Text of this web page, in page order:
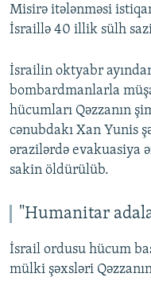
Misirə itələnməsi
İsraillə 40 illik sülh
İsrailin oktyabr
bombardmanlarla
hücumları Qəzzanın
cənubdakı Xan Yunis
ərazilərdə evakuasiya
sakin öldürülüb.
"Humanitar
İsrail ordusu hücum
mülki şəxsləri